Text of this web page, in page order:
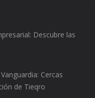
Descubre las
Cercas
de Tieqro